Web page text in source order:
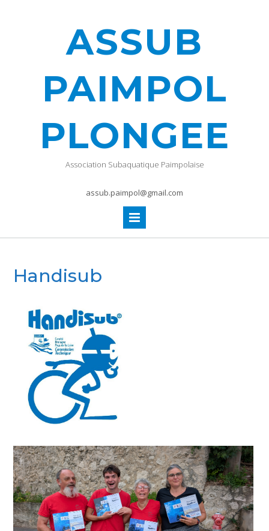
ASSUB
PAIMPOL
PLONGEE
Association Subaquatique Paimpolaise
assub.paimpol@gmail.com
Handisub